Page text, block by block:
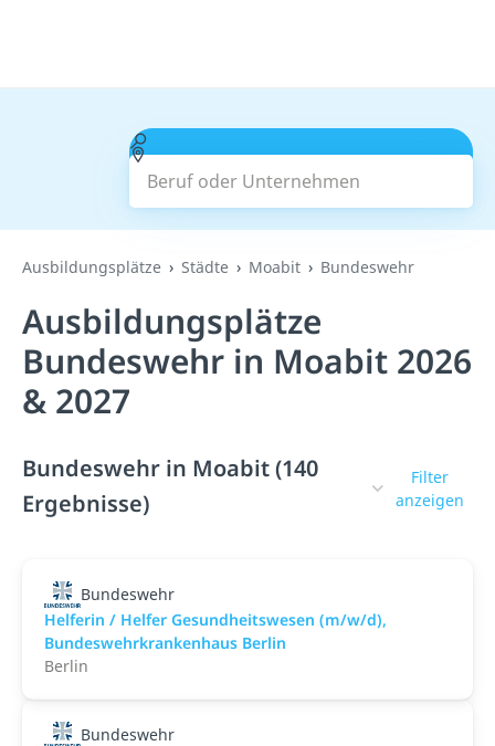
Beruf oder Unternehmen
Suchen
Ausbildungsplätze Städte Moabit Bundeswehr
Ausbildungsplätze
Bundeswehr in Moabit 2026
& 2027
Bundeswehr in Moabit (140
Ergebnisse)
Filter
anzeigen
Bundeswehr
Helferin / Helfer Gesundheitswesen (m/w/d),
Bundeswehrkrankenhaus Berlin
Berlin
Bundeswehr